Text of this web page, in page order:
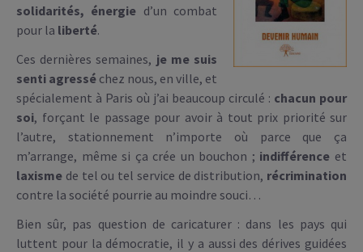
solidarités, énergie d’un combat
pour la liberté.
Ces dernières semaines, je me suis
senti agressé chez nous, en ville, et
spécialement à Paris où j’ai beaucoup circulé : chacun pour
soi, forçant le passage pour avoir à tout prix priorité sur
l’autre, stationnement n’importe où parce que ça
m’arrange, même si ça crée un bouchon ; indifférence et
laxisme de tel ou tel service de distribution, récrimination
contre la société pourrie au moindre souci…
Bien sûr, pas question de caricaturer : dans les pays qui
luttent pour la démocratie, il y a aussi des dérives guidées